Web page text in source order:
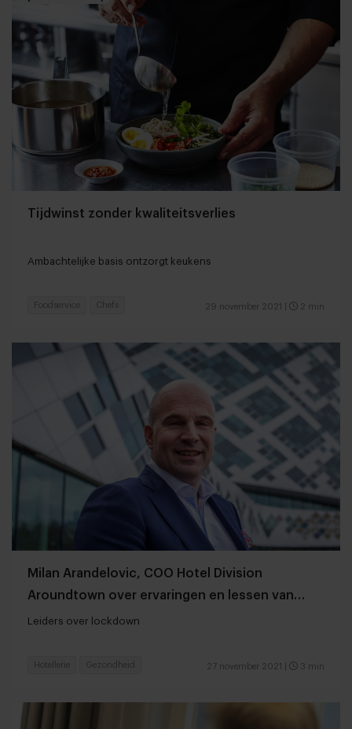
Tijdwinst zonder kwaliteitsverlies
Ambachtelijke basis ontzorgt keukens
29 november 2021 2 min
Foodservice Chefs
Milan Arandelovic, COO Hotel Division
Aroundtown over ervaringen en lessen van
vorige lockdowns
Leiders over lockdown
27 november 2021 3 min
Hotellerie Gezondheid